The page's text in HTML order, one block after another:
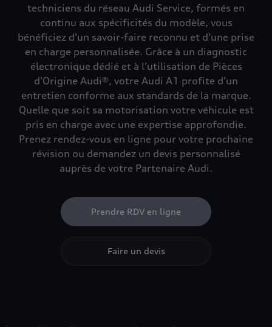
techniciens du réseau Audi Service, formés en
continu aux spécificités du modèle, vous
bénéficiez d’un savoir-faire reconnu et d’une prise
en charge personnalisée. Grâce à un diagnostic
électronique dédié et à l’utilisation de Pièces
d'Origine Audi®, votre Audi A1 profite d’un
entretien conforme aux standards de la marque.
Quelle que soit sa motorisation votre véhicule est
pris en charge avec une expertise approfondie.
Prenez rendez-vous en ligne pour votre prochaine
révision ou demandez un devis personnalisé
auprès de votre Partenaire Audi.
Prendre RDV en ligne
Faire un devis